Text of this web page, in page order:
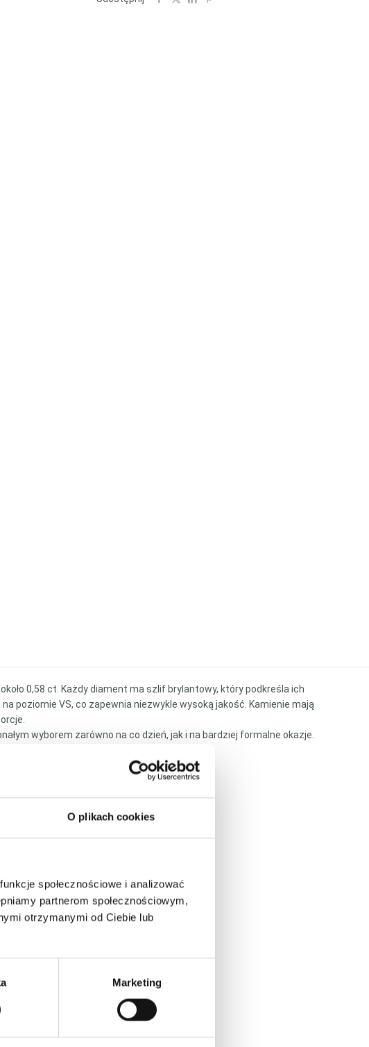
O plikach cookies
społecznościowe i analizować
partnerom społecznościowym,
otrzymanymi od Ciebie lub
Marketing
0,58 ct. Każdy diament ma szlif brylantowy, który podkreśla ich
poziomie VS, co zapewnia niezwykle wysoką jakość. Kamienie mają
wyborem zarówno na co dzień, jak i na bardziej formalne okazje.
stylizację.